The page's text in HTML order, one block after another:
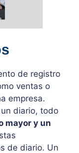
de registro
ventas o
empresa.
diario, todo
mayor y un
de diario. Un